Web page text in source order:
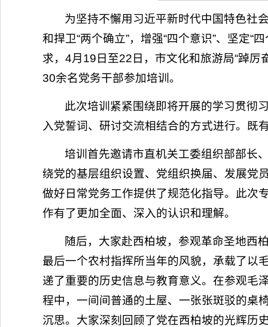
为坚持不懈用习近平新时代中国特色社
和捍卫“两个确立”，增强“四个意识”、坚定“
求，4月19日至22日，市文化和旅游局“踔
30余名党务干部参加培训。
此次培训紧紧围绕即将开展的学习贯彻
入党誓词、研讨交流相结合的方式进行。既
培训首先邀请市直机关工委组织部部长
绕党的基层组织设置、党组织换届、发展党
做好日常党务工作提供了规范化指导。此次
作有了更加全面、深入的认识和理解。
随后，大家赴西柏坡，参观革命圣地西
最后一个农村指挥所当年的风貌，承载了以
递了重要的历史信息与教育意义。在参观毛
程中，一间间普通的土屋、一张张斑驳的桌
沉思。大家深刻回顾了党在西柏坡的光辉历